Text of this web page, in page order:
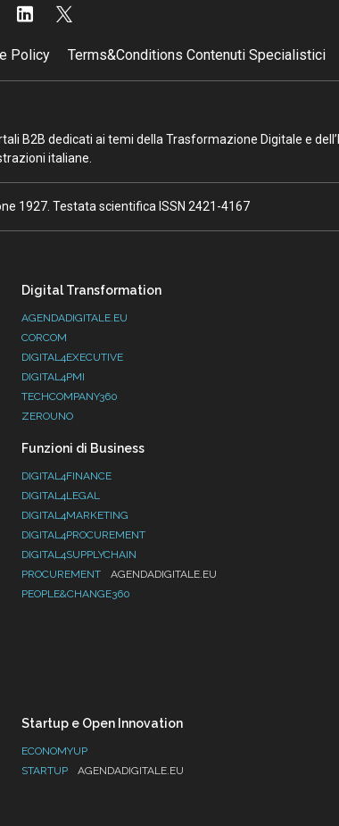
Policy Terms&Conditions Contenuti Specialistici
B2B dedicati ai temi della Trasformazione Digitale e
italiane.
1927. Testata scientifica ISSN 2421-4167
Digital Transformation
AGENDADIGITALE.EU
CORCOM
DIGITAL4EXECUTIVE
DIGITAL4PMI
TECHCOMPANY360
ZEROUNO
Funzioni di Business
DIGITAL4FINANCE
DIGITAL4LEGAL
DIGITAL4MARKETING
DIGITAL4PROCUREMENT
DIGITAL4SUPPLYCHAIN
PROCUREMENT
AGENDADIGITALE.EU
PEOPLE&CHANGE360
Startup e Open Innovation
ECONOMYUP
STARTUP
AGENDADIGITALE.EU